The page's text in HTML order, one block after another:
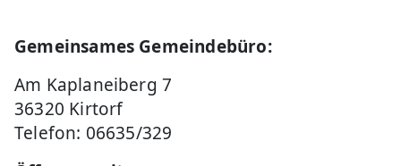
Gemeinsames Gemeindebüro:
Am Kaplaneiberg 7
36320 Kirtorf
Telefon: 06635/329